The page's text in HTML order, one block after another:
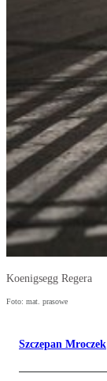
Koenigsegg Regera
Foto: mat. prasowe
Szczepan Mroczek